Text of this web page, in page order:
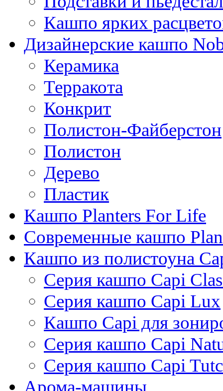
Кашпо ярких
Дизайнерские кашпо
Керамика
Терракота
Конкрит
Полистон-Файберстон
Полистон
Дерево
Пластик
Кашпо Planters For Life
Современные кашпо
Кашпо из полистоуна
Серия кашпо Capi
Серия кашпо Capi Lux
Кашпо Capi для
Серия кашпо Capi
Серия кашпо Capi
Арома-машины